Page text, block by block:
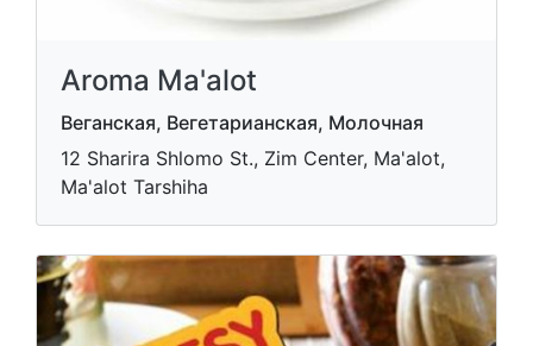
Aroma Ma'alot
Веганская, Вегетарианская, Молочная
12 Sharira Shlomo St., Zim Center, Ma'alot,
Ma'alot Tarshiha